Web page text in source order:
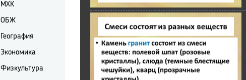
МХК
ОБЖ
География
Экономика
Физкультура